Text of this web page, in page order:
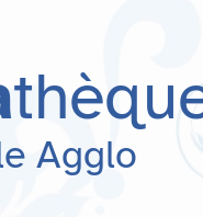
Agglo